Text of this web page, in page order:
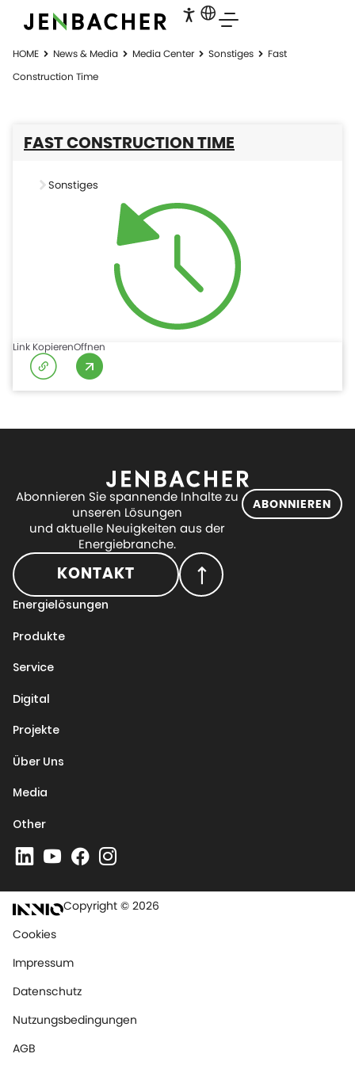
HOME News & Media Media Center Sonstiges
Fast
Construction Time
FAST CONSTRUCTION TIME
Sonstiges
Link KopierenOffnen
Abonnieren Sie spannende Inhalte zu
unseren Lösungen
und aktuelle Neuigkeiten aus der
Energiebranche.
ABONNIEREN
KONTAKT
Energielösungen
Produkte
Service
Digital
Projekte
Über Uns
Media
Other
Copyright © 2026
Cookies
Impressum
Datenschutz
Nutzungsbedingungen
AGB